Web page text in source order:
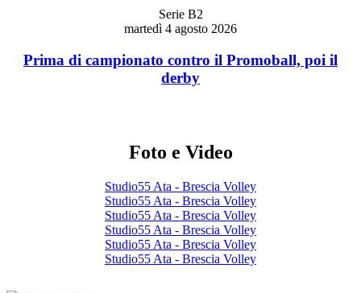
Serie B2
martedì 4 agosto 2026
Prima di campionato contro il Promoball, poi il
derby
Foto e Video
Studio55 Ata - Brescia Volley
Studio55 Ata - Brescia Volley
Studio55 Ata - Brescia Volley
Studio55 Ata - Brescia Volley
Studio55 Ata - Brescia Volley
Studio55 Ata - Brescia Volley